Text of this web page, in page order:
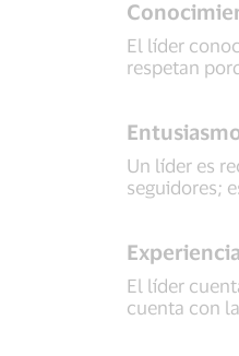
El líder
respetan
Un líder es
seguidores;
El líder
cuenta con